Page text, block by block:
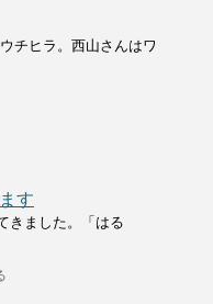
チヒラ。西山さんはワ
す
きました。「はる